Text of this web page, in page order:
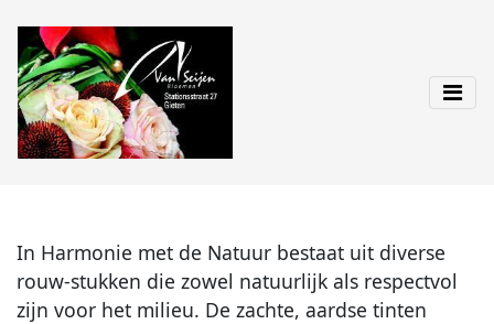
In Harmonie met de Natuur bestaat uit diverse
rouw-stukken die zowel natuurlijk als respectvol
zijn voor het milieu. De zachte, aardse tinten